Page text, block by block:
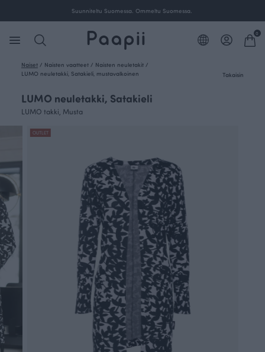
Suunniteltu Suomessa. Ommeltu Suomessa.
0
Naiset / Naisten vaatteet / Naisten neuletakit /
LUMO neuletakki, Satakieli, mustavalkoinen
Takaisin
LUMO neuletakki, Satakieli
LUMO takki, Musta
OUTLET